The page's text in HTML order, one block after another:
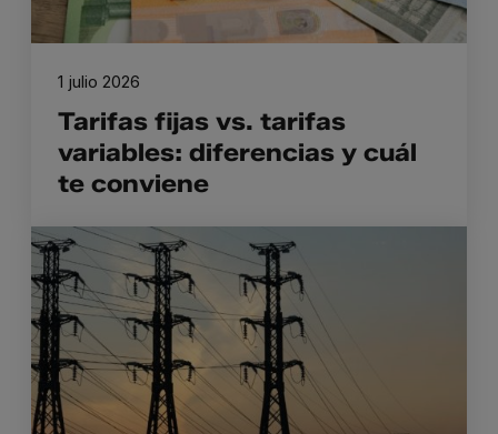
Tarifas fijas vs. tarifas
variables: diferencias y cuál
te conviene
1 julio 2026